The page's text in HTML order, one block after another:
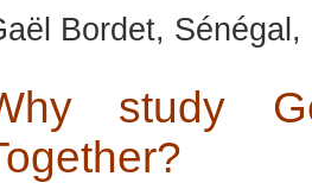
Bordet,
study